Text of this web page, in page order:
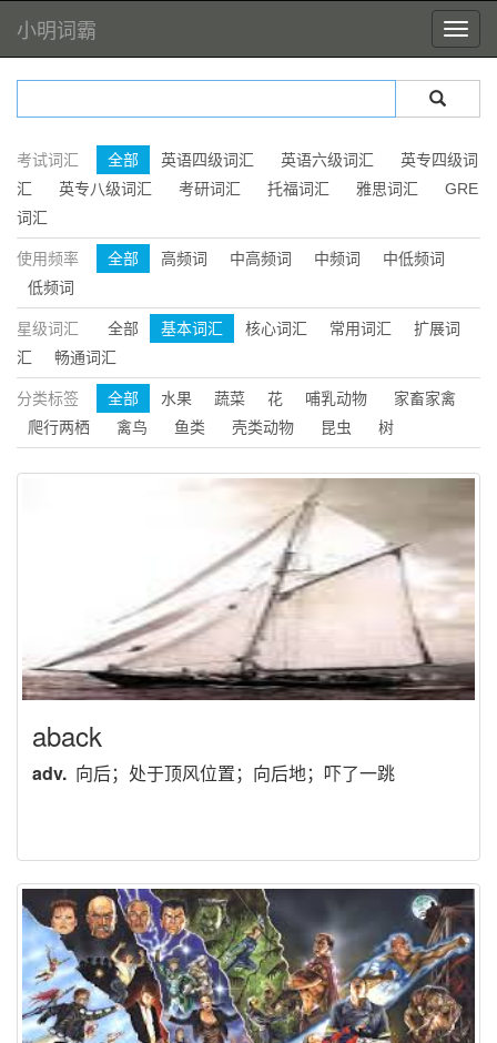
小明词霸
考试词汇 全部 英语四级词汇 英语六级词汇
英专四级词
汇
英专八级词汇 考研词汇 托福词汇 雅思词汇
GRE
词汇
使用频率 全部 高频词 中高频词 中频词
中低频词
低频词
星级词汇 全部 基本词汇 核心词汇 常用词汇
扩展词
汇
畅通词汇
分类标签 全部 水果 蔬菜 花 哺乳动物
家畜家禽
爬行两栖
禽鸟 鱼类 壳类动物 昆虫 树
aback
adv. 向后；处于顶风位置；向后地；吓了一跳